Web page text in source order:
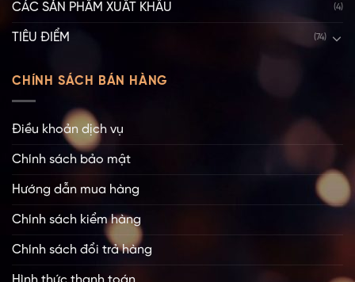
CÁC SẢN PHẨM XUẤT KHẨU (4)
TIÊU ĐIỂM (74)
CHÍNH SÁCH BÁN HÀNG
Điều khoản dịch vụ
Chính sách bảo mật
Hướng dẫn mua hàng
Chính sách kiểm hàng
Chính sách đổi trả hàng